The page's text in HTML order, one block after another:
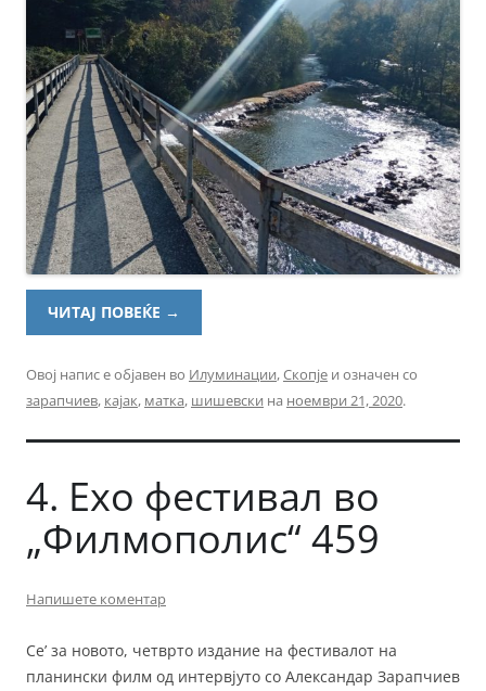
ЧИТАЈ ПОВЕЌЕ →
Овој напис е објавен во Илуминации,Скопје и означен со
зарапчиев, кајак, матка, шишевски на ноември 21, 2020.
4. Ехо фестивал во
„Филмополис“ 459
Напишете коментар
Се’ за новото, четврто издание на фестивалот на
планински филм од интервјуто со Александар Зарапчиев